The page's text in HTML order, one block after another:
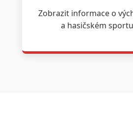
Zobrazit informace o
a hasičském